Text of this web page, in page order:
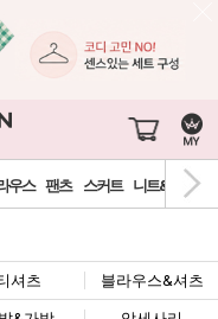
우스 팬츠 스커트 니트&가디건
셔츠 블라우스&셔츠